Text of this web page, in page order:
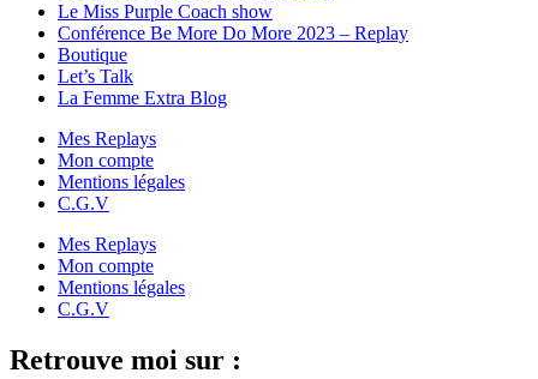
Le Miss Purple Coach show
Conférence Be More Do More 2023 – Replay
Boutique
Let’s Talk
La Femme Extra Blog
Mes Replays
Mon compte
Mentions légales
C.G.V
Mes Replays
Mon compte
Mentions légales
C.G.V
Retrouve moi sur :